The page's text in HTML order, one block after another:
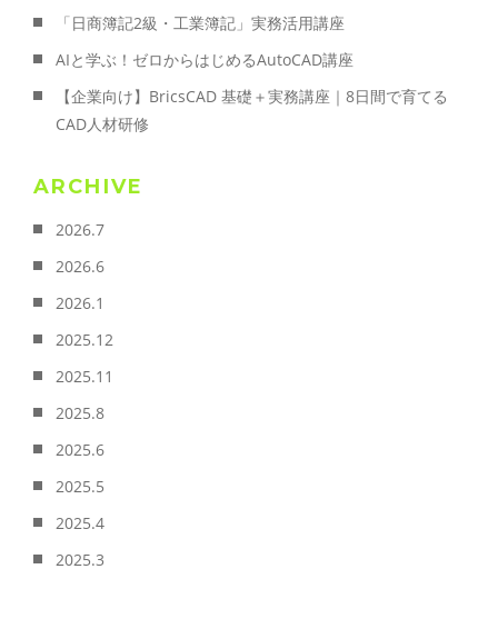
「日商簿記2級・工業簿記」実務活用講座
AIと学ぶ！ゼロからはじめるAutoCAD講座
【企業向け】BricsCAD 基礎＋実務講座｜8日間で育てる
CAD人材研修
ARCHIVE
2026.7
2026.6
2026.1
2025.12
2025.11
2025.8
2025.6
2025.5
2025.4
2025.3